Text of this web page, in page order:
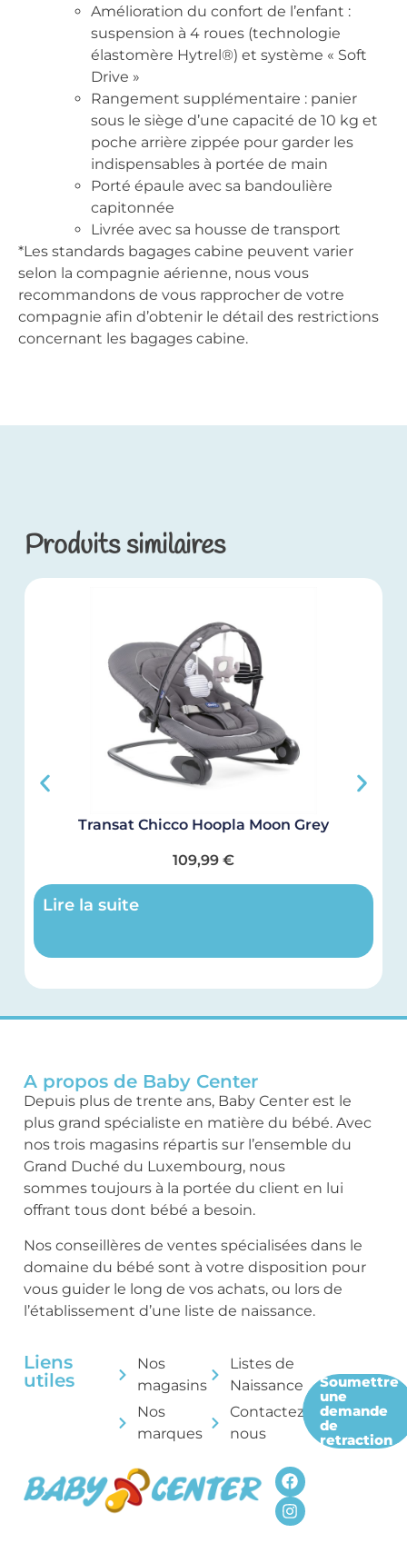
Amélioration du confort de l’enfant :
suspension à 4 roues (technologie
élastomère Hytrel®) et système « Soft
Drive »
Rangement supplémentaire : panier
sous le siège d’une capacité de 10 kg et
poche arrière zippée pour garder les
indispensables à portée de main
Porté épaule avec sa bandoulière
capitonnée
Livrée avec sa housse de transport
*Les standards bagages cabine peuvent varier
selon la compagnie aérienne, nous vous
recommandons de vous rapprocher de votre
compagnie afin d’obtenir le détail des restrictions
concernant les bagages cabine.
Produits similaires
Transat Chicco Hoopla Moon Grey
109,99 €
Lire la suite
A propos de Baby Center
Depuis plus de trente ans, Baby Center est le
plus grand spécialiste en matière du bébé. Avec
nos trois magasins répartis sur l’ensemble du
Grand Duché du Luxembourg, nous
sommes toujours à la portée du client en lui
offrant tous dont bébé a besoin.
Nos conseillères de ventes spécialisées dans le
domaine du bébé sont à votre disposition pour
vous guider le long de vos achats, ou lors de
l’établissement d’une liste de naissance.
Liens
utiles
Nos
magasins
Nos
marques
Listes de
Naissance
Contactez-
nous
Soumettre
une
demande
de
retraction